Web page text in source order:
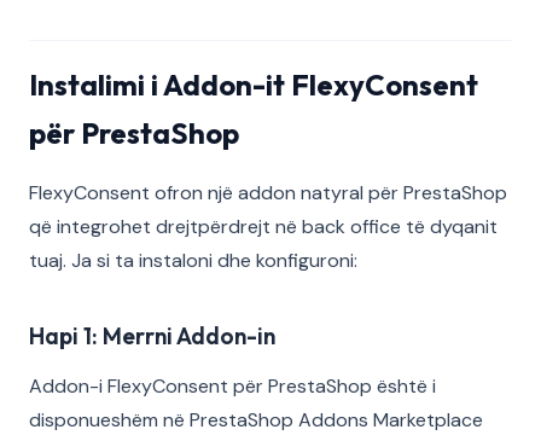
Instalimi i Addon-it FlexyConsent
për PrestaShop
FlexyConsent ofron një addon natyral për PrestaShop
që integrohet drejtpërdrejt në back office të dyqanit
tuaj. Ja si ta instaloni dhe konfiguroni:
Hapi 1: Merrni Addon-in
Addon-i FlexyConsent për PrestaShop është i
disponueshëm në PrestaShop Addons Marketplace